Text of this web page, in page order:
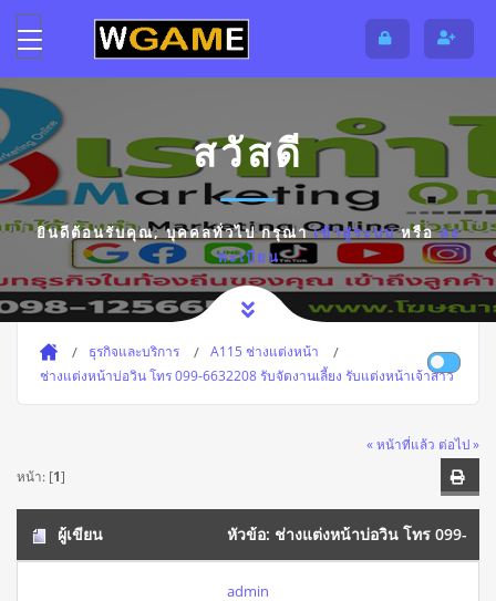
สวัสดี
ยินดีต้อนรับคุณ,บุคคลทั่วไปกรุณาเข้าสู่ระบบหรือลง
ทะเบียน
ธุรกิจและบริการ
A115 ช่างแต่งหน้า
ช่างแต่งหน้าบ่อวิน โทร 099-6632208 รับจัดงานเลี้ยง รับแต่งหน้าเจ้าสาว
« หน้าที่แล้ว ต่อไป »
หน้า: [1]
ผู้เขียน หัวข้อ: ช่างแต่งหน้าบ่อวิน โทร 099-
6632208 รับจัดงานเลี้ยง รับแต่งหน้าเจ้าสาว (อ่าน 20545 ครั้ง)
admin